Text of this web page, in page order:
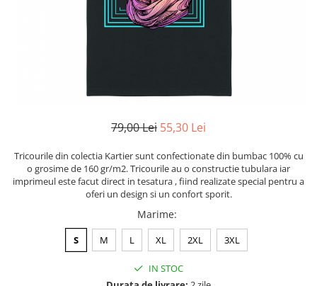
Tricouri Petrecerea Burlacitelor
Tricouri Pisici
Tricouri Retro
Tricouri Tattoo
Tricouri Valentine's Day
Tricouri Japoneze
Tricouri Oversize
Rap/Hip-Hop
Religious
Hanorace Barbati
Bluze Trening
79,00 Lei 55,30 Lei
Tricourile din colectia Kartier sunt confectionate din bumbac 100% cu
o grosime de 160 gr/m2. Tricourile au o constructie tubulara iar
imprimeul este facut direct in tesatura , fiind realizate special pentru a
oferi un design si un confort sporit.
Marime:
S M L XL 2XL 3XL
IN STOC